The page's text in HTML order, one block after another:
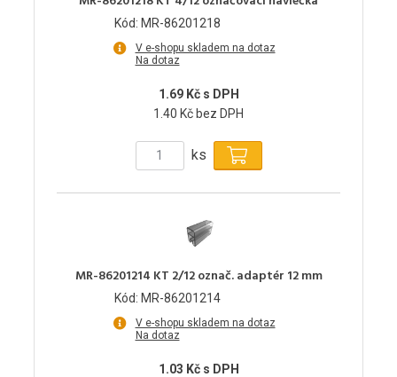
Kód: MR-86201218
V e-shopu skladem na dotaz
Na dotaz
1.69 Kč s DPH
1.40 Kč bez DPH
ks
MR-86201214 KT 2/12 označ. adaptér 12 mm
Kód: MR-86201214
V e-shopu skladem na dotaz
Na dotaz
1.03 Kč s DPH